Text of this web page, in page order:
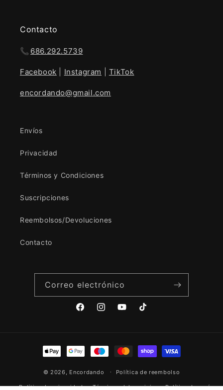
Contacto
📞 686.292.5739
Facebook Instagram TikTok
encordando@gmail.com
Envíos
Privacidad
Términos y Condiciones
Suscripciones
Reembolsos/Devoluciones
Contacto
Correo electrónico
FacebookInstagramYouTubeTikTok
Formas
de
pago
© 2026, Encordando Política de reembolso
Política de privacidad Términos del servicio Política de envío